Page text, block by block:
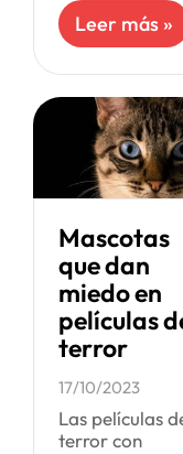
peruanas con
mayor éxito,
creador al
principio temió
que nadie
Leer más »
Mascotas
que dan
miedo en
películas
terror
17/10/2023
Las películas
terror con